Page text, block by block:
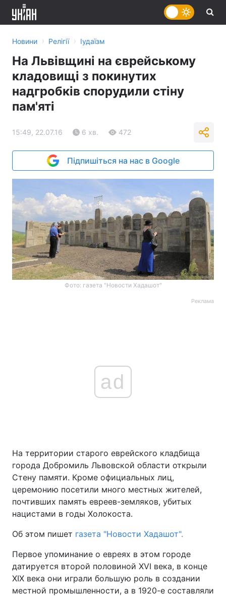
Головна Війна
Україна Політика
Економіка Світ
Наука
Техно і зв'язок Лайт
Новини › Релігії › Іудаїзм
На Львівщині на єврейському
кладовищі з покинутих
надгробків спорудили стіну
пам'яті
15:49, 22.07.16 6 хв. 472
Підпишіться на нас в Google
Фото: газета "Новости Хадашот"
Реклама
ad
На территории старого еврейского кладбища
города Добромиль Львовской области открыли
Стену памяти. Кроме официальных лиц,
церемонию посетили много местных жителей,
почтивших память евреев-земляков, убитых
нацистами в годы Холокоста.
Об этом пишет газета "Новости Хадашот".
Первое упоминание о евреях в этом городе
датируется второй половиной XVI века, в конце
XIX века они играли большую роль в создании
местной промышленности, а в 1920-е составляли